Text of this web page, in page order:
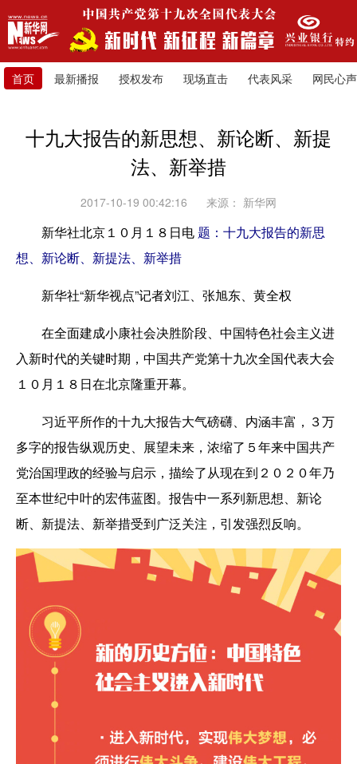
首页 最新播报 授权发布 现场直击 代表风采 网民心声
十九大报告的新思想、新论断、新提
法、新举措
2017-10-19 00:42:16 来源： 新华网
新华社北京１０月１８日电题：十九大报告的新思
想、新论断、新提法、新举措
新华社“新华视点”记者刘江、张旭东、黄全权
在全面建成小康社会决胜阶段、中国特色社会主义进
入新时代的关键时期，中国共产党第十九次全国代表大会
１０月１８日在北京隆重开幕。
习近平所作的十九大报告大气磅礴、内涵丰富，３万
多字的报告纵观历史、展望未来，浓缩了５年来中国共产
党治国理政的经验与启示，描绘了从现在到２０２０年乃
至本世纪中叶的宏伟蓝图。报告中一系列新思想、新论
断、新提法、新举措受到广泛关注，引发强烈反响。